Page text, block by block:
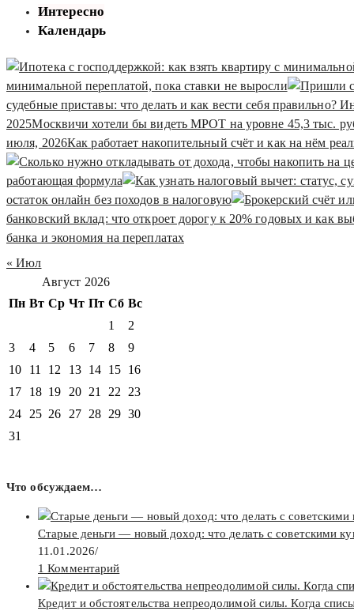
Интересно
Календарь
минимальной переплатой, пока ставки не выросли
судебные приставы: что делать и как вести себя правильно?
2025Москвичи хотели бы видеть МРОТ на уровне 45,3 тыс.
июля, 2026Как работает накопительный счёт и как на нём
работающая формула
остаток онлайн без походов в налоговую
банковский вклад: что откроет дорогу к 20% годовых и как
банка и экономия на переплатах
« Июл
Август 2026
Пн Вт Ср Чт Пт Сб Вс
1
2
3
4 5 6 7 8
9
10
11 12 13 14 15 16
17
18 19 20 21 22
23
24
25 26 27 28 29 30
31
Что обсуждаем…
Старые деньги — новый доход: что делать с советскими
11.01.2026/
1 Комментарий
Кредит и обстоятельства непреодолимой силы. Когда